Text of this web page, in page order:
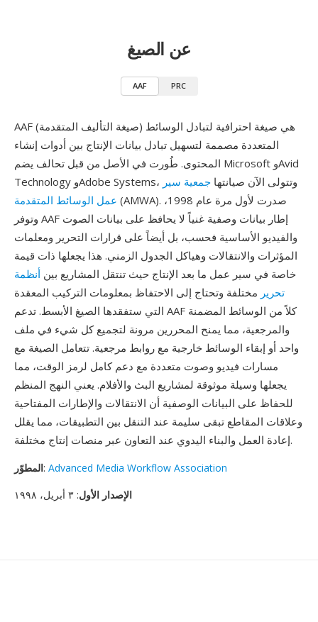
عن الصيغ
AAF PRC
AAF (صيغة التأليف المتقدمة) هي صيغة احترافية لتبادل الوسائط
المتعددة مصممة لتسهيل تبادل بيانات الإنتاج بين أدوات إنشاء
المحتوى. طُورت في الأصل من قبل تحالف يضم Microsoft وAvid
Technology وAdobe Systems، وتتولى الآن صيانتها جمعية سير
عمل الوسائط المتقدمة (AMWA). صدرت لأول مرة عام 1998،
وتوفر AAF إطار بيانات وصفية غنياً لا يحافظ على بيانات الصوت
والفيديو الأساسية فحسب، بل أيضاً على قرارات التحرير ومعلمات
المؤثرات والانتقالات وهياكل الجدول الزمني. هذا يجعلها ذات قيمة
خاصة في سير عمل ما بعد الإنتاج حيث تنتقل المشاريع بين أنظمة
تحرير مختلفة وتحتاج إلى الاحتفاظ بمعلومات التركيب المعقدة
التي ستفقدها الصيغ الأبسط. تدعم AAF كلاً من الوسائط المضمنة
والمرجعية، مما يمنح المحررين مرونة لتجميع كل شيء في ملف
واحد أو إبقاء الوسائط خارجية مع روابط مرجعية. تتعامل الصيغة مع
مسارات فيديو وصوت متعددة مع دعم كامل لرمز الوقت، مما
يجعلها وسيلة موثوقة لمشاريع البث والأفلام. يعني النهج المنظم
للحفاظ على البيانات الوصفية أن الانتقالات والإطارات المفتاحية
وعلاقات المقاطع تبقى سليمة عند التنقل بين التطبيقات، مما يقلل
إعادة العمل والبناء اليدوي عند التعاون عبر منصات إنتاج مختلفة.
المطوّر: Advanced Media Workflow Association
الإصدار الأول: ٣ أبريل، ١٩٩٨